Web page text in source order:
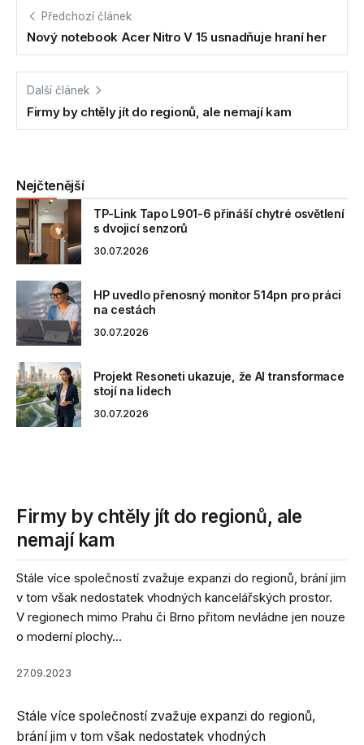
Předchozí článek
Nový notebook Acer Nitro V 15 usnadňuje hraní her
Další článek
Firmy by chtěly jít do regionů, ale nemají kam
Nejčtenější
TP-Link Tapo L901-6 přináší chytré osvětlení
s dvojicí senzorů
30.07.2026
HP uvedlo přenosný monitor 514pn pro práci
na cestách
30.07.2026
Projekt Resoneti ukazuje, že AI transformace
stojí na lidech
30.07.2026
Firmy by chtěly jít do regionů, ale
nemají kam
Stále více společností zvažuje expanzi do regionů, brání jim
v tom však nedostatek vhodných kancelářských prostor.
V regionech mimo Prahu či Brno přitom nevládne jen nouze
o moderní plochy...
27.09.2023
Stále více společností zvažuje expanzi do regionů,
brání jim v tom však nedostatek vhodných